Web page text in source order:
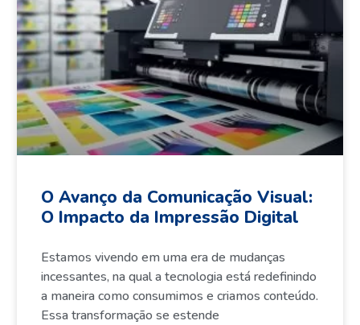
O Avanço da Comunicação Visual:
O Impacto da Impressão Digital
Estamos vivendo em uma era de mudanças
incessantes, na qual a tecnologia está redefinindo
a maneira como consumimos e criamos conteúdo.
Essa transformação se estende